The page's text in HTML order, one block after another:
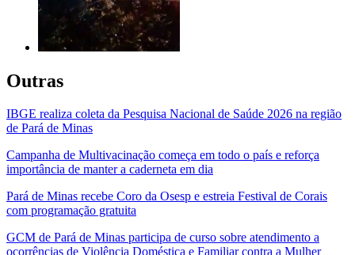
Outras
IBGE realiza coleta da Pesquisa Nacional de Saúde 2026 na região
de Pará de Minas
Campanha de Multivacinação começa em todo o país e reforça
importância de manter a caderneta em dia
Pará de Minas recebe Coro da Osesp e estreia Festival de Corais
com programação gratuita
GCM de Pará de Minas participa de curso sobre atendimento a
ocorrências de Violência Doméstica e Familiar contra a Mulher